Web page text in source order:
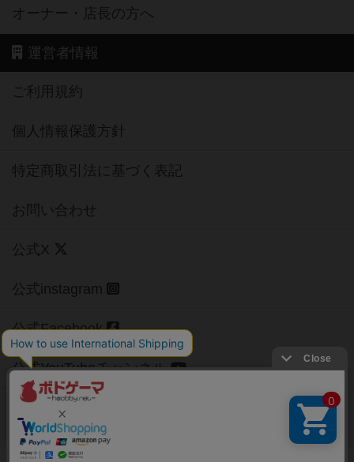
オーナー・店長の方へ
運営者情報
ご利用規約
個人情報保護方針
特定商取引法に基づく表記
お問い合わせ
公式X
公式instagram
公式Facebook
公式YouTubeチャンネル